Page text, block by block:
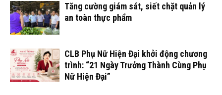
Tăng cường giám sát, siết chặt quản lý
an toàn thực phẩm
CLB Phụ Nữ Hiện Đại khởi động chương
trình: “21 Ngày Trưởng Thành Cùng Phụ
Nữ Hiện Đại”